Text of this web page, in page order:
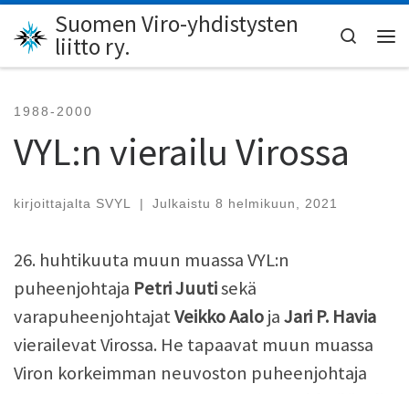
Skip to content
Suomen Viro-yhdistysten
liitto ry.
Search
1988-2000
VYL:n vierailu Virossa
kirjoittajalta SVYL | Julkaistu 8 helmikuun, 2021
26. huhtikuuta muun muassa VYL:n
puheenjohtaja Petri Juutisekä
varapuheenjohtajatVeikko AalojaJari P. Havia
vierailevat Virossa. He tapaavat muun muassa
Viron korkeimman neuvoston puheenjohtaja